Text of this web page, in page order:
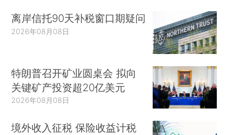
离岸信托90天补税窗口期疑问
2026年08月08日
特朗普召开矿业圆桌会 拟向
关键矿产投资超20亿美元
2026年08月08日
境外收入征税 保险收益计税